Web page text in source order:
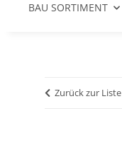
BAU SORTIMENT
Zurück zur Liste